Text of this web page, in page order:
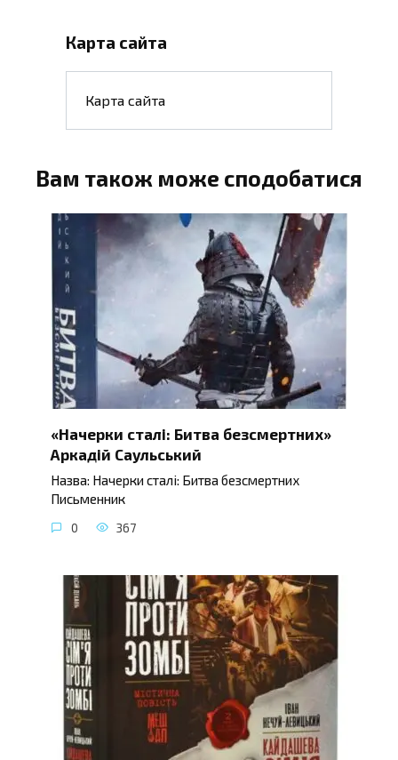
Карта сайта
Карта сайта
Вам також може сподобатися
«Начерки сталі: Битва безсмертних»
Аркадій Саульський
Назва: Начерки сталі: Битва безсмертних
Письменник
0 367